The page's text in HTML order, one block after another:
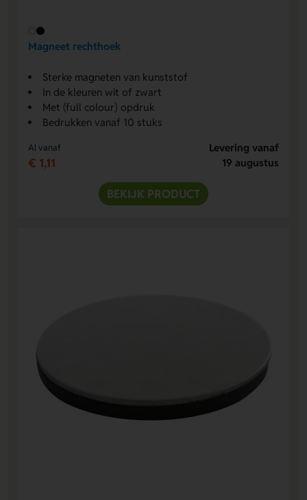
Magneet rechthoek
Sterke magneten van kunststof
In de kleuren wit of zwart
Met (full colour) opdruk
Bedrukken vanaf 10 stuks
Al vanaf
€ 1,11
Levering vanaf
19 augustus
BEKIJK PRODUCT